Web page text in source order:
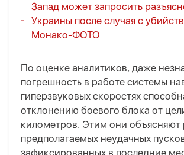
Запад может запросить
Украины после случая с
Монако-ФОТО
По оценке аналитиков, даже
погрешность в работе системы
гиперзвуковых скоростях
отклонению боевого блока от
километров. Этим они объясняют
предполагаемых неудачных